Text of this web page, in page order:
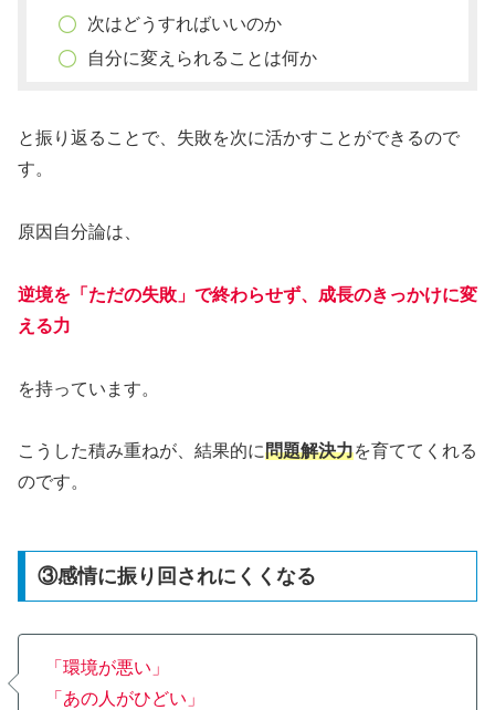
次はどうすればいいのか
自分に変えられることは何か
と振り返ることで、失敗を次に活かすことができるので
す。
原因自分論は、
逆境を「ただの失敗」で終わらせず、成長のきっかけに変
える力
を持っています。
こうした積み重ねが、結果的に問題解決力を育ててくれる
のです。
③感情に振り回されにくくなる
「環境が悪い」
「あの人がひどい」